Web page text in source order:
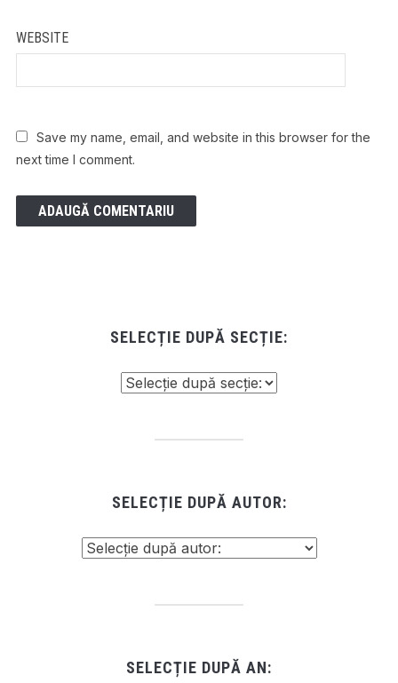
WEBSITE
Save my name, email, and website in this browser for the
next time I comment.
SELECȚIE DUPĂ SECȚIE:
SELECȚIE DUPĂ AUTOR:
SELECȚIE DUPĂ AN: